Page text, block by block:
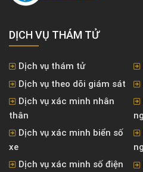
DỊCH VỤ THÁM TỬ
Dịch vụ thám tử
Dịch vụ theo dõi giám sát
Dịch vụ xác minh nhân
thân
Dịch vụ xác minh biển số
xe
Dịch vụ xác minh số điện